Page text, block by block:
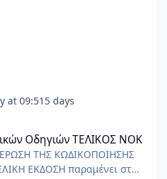
at 09:51 5 days
Οδηγιών ΤΕΛΙΚΟΣ ΝΟΚ
ΤΗΣ ΚΩΔΙΚΟΠΟΙΗΣΗΣ
ΕΚΔΟΣΗ παραμένει στα